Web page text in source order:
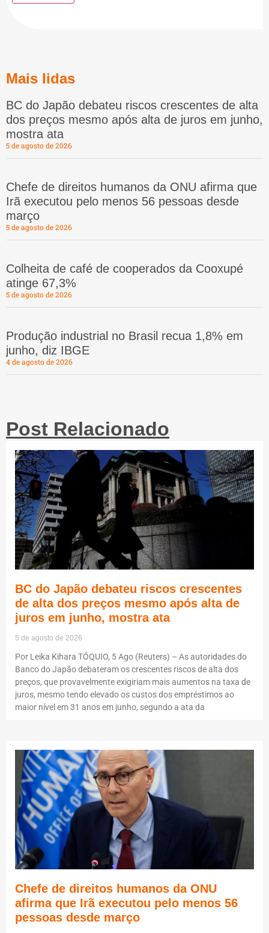
Mais lidas
BC do Japão debateu riscos crescentes de alta
dos preços mesmo após alta de juros em junho,
mostra ata
5 de agosto de 2026
Chefe de direitos humanos da ONU afirma que
Irã executou pelo menos 56 pessoas desde
março
5 de agosto de 2026
Colheita de café de cooperados da Cooxupé
atinge 67,3%
5 de agosto de 2026
Produção industrial no Brasil recua 1,8% em
junho, diz IBGE
4 de agosto de 2026
Post Relacionado
BC do Japão debateu riscos crescentes
de alta dos preços mesmo após alta de
juros em junho, mostra ata
5 de agosto de 2026
Por Leika Kihara TÓQUIO, 5 Ago (Reuters) – As autoridades do
Banco do Japão debateram os crescentes riscos de alta dos
preços, que provavelmente exigiriam mais aumentos na taxa de
juros, mesmo tendo elevado os custos dos empréstimos ao
maior nível em 31 anos em junho, segundo a ata da
Chefe de direitos humanos da ONU
afirma que Irã executou pelo menos 56
pessoas desde março